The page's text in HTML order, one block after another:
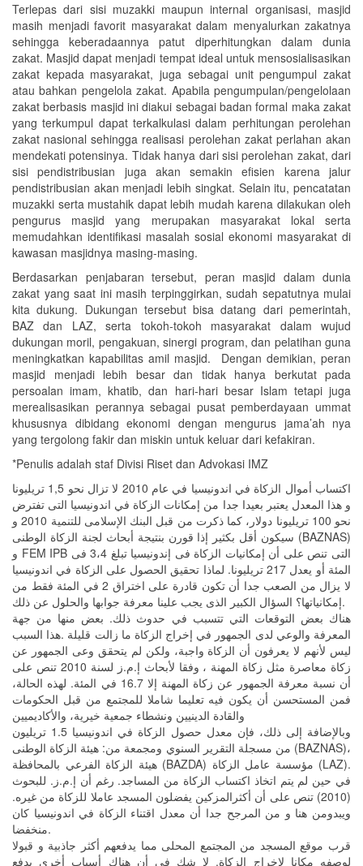
Terlepas dari sisi muzakki maupun internal organisasi, masjid
masih menjadi favorit masyarakat dalam menyalurkan zakatnya
sehingga keberadaannya patut diperhitungkan dalam dunia
zakat. Masjid dapat menjadi tempat ideal untuk mensosialisasikan
zakat kepada masyarakat, juga sebagai unit pengumpul zakat
atau bahkan pengelola zakat. Apabila pengumpulan/pengelolaan
zakat berbasis masjid ini diakui sebagai badan formal maka zakat
yang terkumpul dapat terkalkulasi dalam perhitungan perolehan
zakat nasional sehingga realisasi perolehan zakat perlahan akan
mendekati potensinya. Tidak hanya dari sisi perolehan zakat, dari
sisi pendistribusian juga akan semakin efisien karena jalur
pendistribusian akan menjadi lebih singkat. Selain itu, pencatatan
muzakki serta mustahik dapat lebih mudah karena dilakukan oleh
pengurus masjid yang merupakan masyarakat lokal serta
memudahkan identifikasi masalah sosial ekonomi masyarakat di
kawasan masjidnya masing-masing.
Berdasarkan penjabaran tersebut, peran masjid dalam dunia
zakat yang saat ini masih terpinggirkan, sudah sepatutnya mulai
kita dukung. Dukungan tersebut bisa datang dari pemerintah,
BAZ dan LAZ, serta tokoh-tokoh masyarakat dalam wujud
dukungan moril, pengakuan, sinergi program, dan pelatihan guna
meningkatkan kapabilitas amil masjid. Dengan demikian, peran
masjid menjadi lebih besar dan tidak hanya berkutat pada
persoalan imam, khatib, dan hari-hari besar Islam tetapi juga
merealisasikan perannya sebagai pusat pemberdayaan ummat
khususnya dibidang ekonomi dengan mengurus jama’ah nya
yang tergolong fakir dan miskin untuk keluar dari kefakiran.
*Penulis adalah staf Divisi Riset dan Advokasi IMZ
اكتساب أموال الزكاة في اندونيسيا في عام 2010 لا تزال نحو 1,5 تريليونا
و هذا المعدل يعتبر بعيدا جدا من إمكانات الزكاة في اندونيسيا التى تفترض
نحو 100 تريليونا دولار، كما ذكرت من قبل البنك الإسلامى للتنمية 2010 و
سيكون أقل بكثير إذا قورن بنتيجة أبحاث لجنة الزكاة الوطنى (BAZNAS)
و FEM IPB التى تنص على أن إمكانيات الزكاة فى إندونيسيا تبلغ 3،4 فى
المئة أو يعدل 217 تريليونا. لماذا تحقيق الحصول على الزكاة في اندونيسيا
لا يزال من الصعب جدا أن تكون قادرة على اختراق 2 في المئة فقط من
إمكانياتها؟ السؤال الكبير الذى يجب علينا معرفة جوابها والحلول عن ذلك.
هناك بعض التوقعات التي تتسبب في حدوث ذلك. بعض منها من جهة
المعرفة والوعي لدى الجمهور في إخراج الزكاة ما زالت قليلة .هذا السبب
ليس لأنهم لا يعرفون أن الزكاة واجبة، ولكن لم يتحقق وعى الجمهور عن
زكاة معاصرة مثل زكاة المهنة ، وفقا لأبحاث إ.م.ز لسنة 2010 تنص على
أن نسبة معرفة الجمهور عن زكاة المهنة إلا 16.7 في المئة. لهذه الحالة،
فمن المستحسن أن يكون فيه تعليما شاملا للمجتمع من قبل الحكومات
والقادة الدينيين ونشطاء جمعية خيرية، والأكاديميين
وبالإضافة إلى ذلك، فإن معدل حصول الزكاة في اندونيسيا 1.5 تريليون
من مسجلة التقرير السنوي ومجمعة من: هيئة الزكاة الوطنى (BAZNAS)،
هيئة الزكاة الفرعي بالمحافظة (BAZDA) مؤسسة عامل الزكاة (LAZ).
في حين لم يتم اتخاذ اكتساب الزكاة من المساجد. رغم أن إ.م.ز. للبحوث
(2010) تنص على أن أكثرالمزكين يفضلون المسجد عاملا للزكاة من غيره.
ويبدومن هنا و من المرجح جدا أن معدل اقتناء الزكاة في اندونيسيا كان
منخفضا.
قرب موقع المسجد من المجتمع المحلى مما يدفعهم أكثر جاذبية و قبولا
لوصفه مكانا لإخراج الزكاة. لا شك في أن هناك أسباب أخرى يدفع